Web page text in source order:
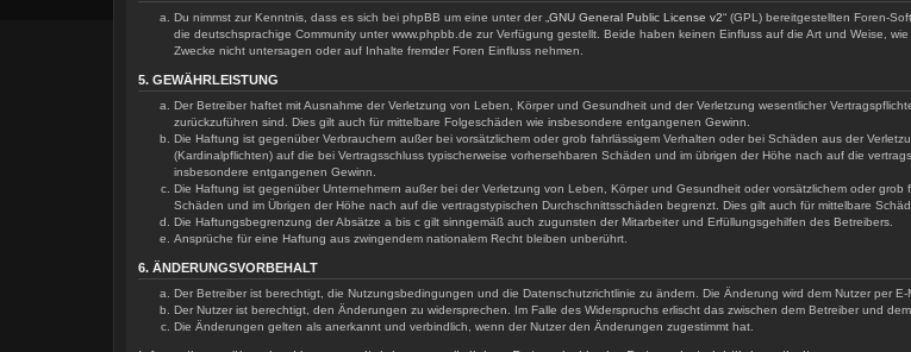
Du nimmst zur Kenntnis, dass es sich bei phpBB um eine unter der „ GNU General Public License v2“ (GPL) bereitgestellten Foren-
die deutschsprachige Community unter www.phpbb.de zur Verfügung gestellt. Beide haben keinen Einfluss auf die Art und Weise,
Zwecke nicht untersagen oder auf Inhalte fremder Foren Einfluss nehmen.
5. GEWÄHRLEISTUNG
Der Betreiber haftet mit Ausnahme der Verletzung von Leben, Körper und Gesundheit und der Verletzung wesentlicher
zurückzuführen sind. Dies gilt auch für mittelbare Folgeschäden wie insbesondere entgangenen Gewinn.
Die Haftung ist gegenüber Verbrauchern außer bei vorsätzlichem oder grob fahrlässigem Verhalten oder bei Schäden aus der
(Kardinalpflichten) auf die bei Vertragsschluss typischerweise vorhersehbaren Schäden und im übrigen der Höhe nach auf die
insbesondere entgangenen Gewinn.
Die Haftung ist gegenüber Unternehmern außer bei der Verletzung von Leben, Körper und Gesundheit oder vorsätzlichem oder
Schäden und im Übrigen der Höhe nach auf die vertragstypischen Durchschnittsschäden begrenzt. Dies gilt auch für mittelbare
Die Haftungsbegrenzung der Absätze a bis c gilt sinngemäß auch zugunsten der Mitarbeiter und Erfüllungsgehilfen des Betreibers.
Ansprüche für eine Haftung aus zwingendem nationalem Recht bleiben unberührt.
6. ÄNDERUNGSVORBEHALT
Der Betreiber ist berechtigt, die Nutzungsbedingungen und die Datenschutzrichtlinie zu ändern. Die Änderung wird dem Nutzer per E-
Der Nutzer ist berechtigt, den Änderungen zu widersprechen. Im Falle des Widerspruchs erlischt das zwischen dem Betreiber und
Die Änderungen gelten als anerkannt und verbindlich, wenn der Nutzer den Änderungen zugestimmt hat.